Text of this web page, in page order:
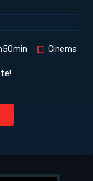
Cinema